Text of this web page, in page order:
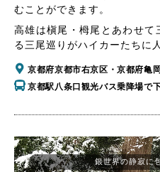
むことができます。
高雄は槇尾・栂尾とあわせて
る三尾巡りがハイカーたちに
京都府京都市右京区・京都府亀
京都駅八条口観光バス乗降場で
銀世界の静寂に